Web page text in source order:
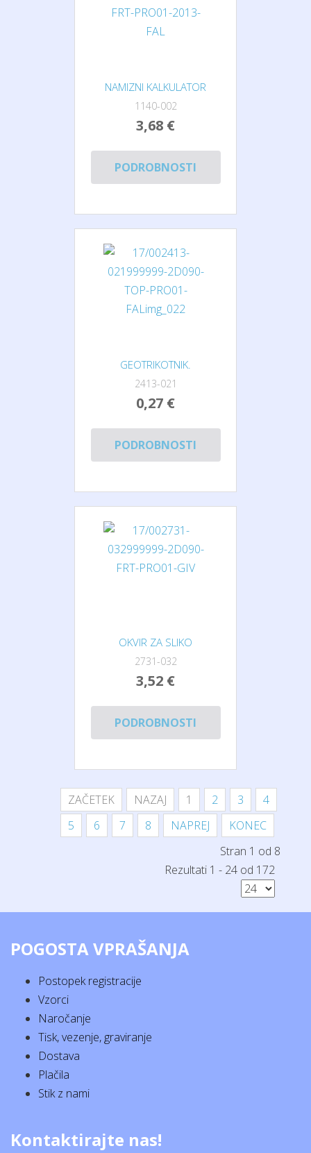
NAMIZNI KALKULATOR
1140-002
3,68 €
PODROBNOSTI
GEOTRIKOTNIK.
2413-021
0,27 €
PODROBNOSTI
OKVIR ZA SLIKO
2731-032
3,52 €
PODROBNOSTI
ZAČETEK NAZAJ 1 2 3
4
5
6 7 8 NAPREJ
KONEC
Stran 1 od 8
Rezultati 1 - 24 od 172
POGOSTA VPRAŠANJA
Postopek registracije
Vzorci
Naročanje
Tisk, vezenje, graviranje
Dostava
Plačila
Stik z nami
Kontaktirajte nas!